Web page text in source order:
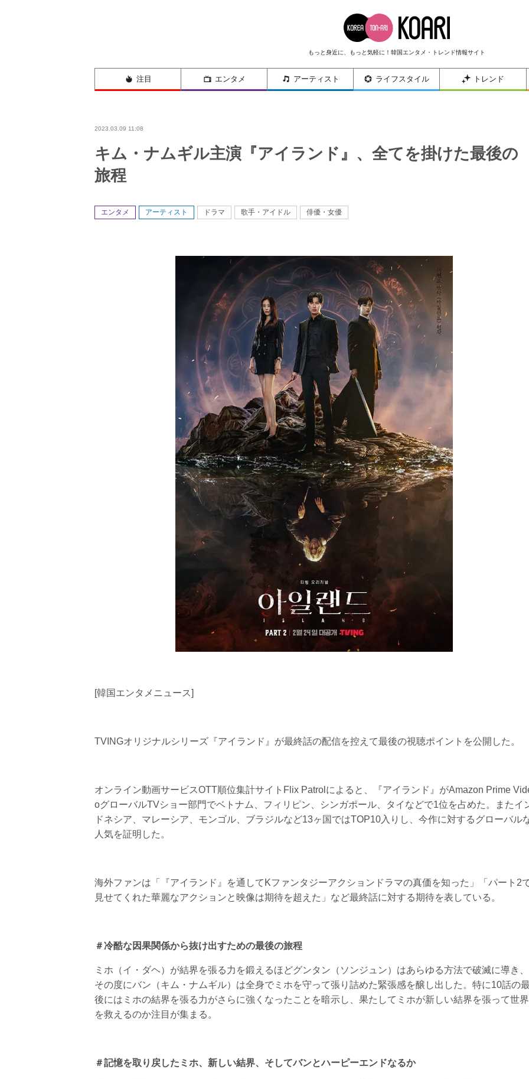
もっと身近に、もっと気軽に！韓国エンタメ・トレンド情報サイト
注目 エンタメ アーティスト ライフスタイル トレンド
2023.03.09 11:08
キム・ナムギル主演『アイランド』、全てを掛けた最後の
旅程
エンタメ アーティスト ドラマ 歌手・アイドル 俳優・女優
[韓国エンタメニュース]
TVINGオリジナルシリーズ『アイランド』が最終話の配信を控えて最後の視聴ポイントを公開した。
オンライン動画サービスOTT順位集計サイトFlix Patrolによると、『アイランド』がAmazon Prime
oグローバルTVショー部門でベトナム、フィリピン、シンガポール、タイなどで1位を占めた。またイ
ドネシア、マレーシア、モンゴル、ブラジルなど13ヶ国ではTOP10入りし、今作に対するグローバル
人気を証明した。
海外ファンは「『アイランド』を通してKファンタジーアクションドラマの真価を知った」「パート2
見せてくれた華麗なアクションと映像は期待を超えた」など最終話に対する期待を表している。
＃冷酷な因果関係から抜け出すための最後の旅程
ミホ（イ・ダヘ）が結界を張る力を鍛えるほどグンタン（ソンジュン）はあらゆる方法で破滅に導き、
その度にバン（キム・ナムギル）は全身でミホを守って張り詰めた緊張感を醸し出した。特に10話の
後にはミホの結界を張る力がさらに強くなったことを暗示し、果たしてミホが新しい結界を張って世界
を救えるのか注目が集まる。
＃記憶を取り戻したミホ、新しい結界、そしてバンとハーピーエンドなるか